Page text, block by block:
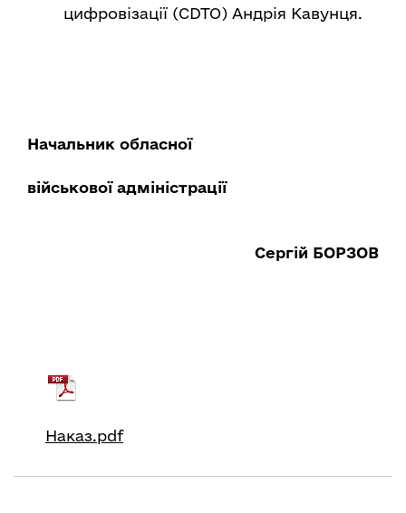
цифровізації (CDTO) Андрія Кавунця.
Начальник обласної
військової адміністрації
Сергій БОРЗОВ
Наказ.pdf